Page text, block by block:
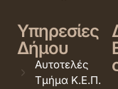
Υπηρεσίες
Δήμου
Αυτοτελές
Τμήμα Κ.Ε.Π.